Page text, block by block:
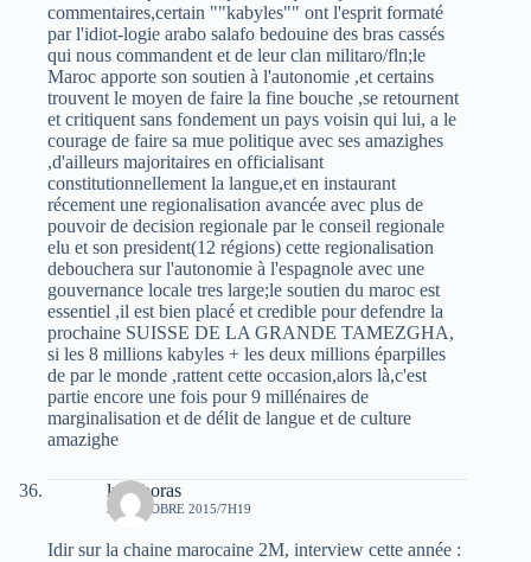
commentaires,certain ""kabyles"" ont l'esprit formaté
par l'idiot-logie arabo salafo bedouine des bras cassés
qui nous commandent et de leur clan militaro/fln;le
Maroc apporte son soutien à l'autonomie ,et certains
trouvent le moyen de faire la fine bouche ,se retournent
et critiquent sans fondement un pays voisin qui lui, a le
courage de faire sa mue politique avec ses amazighes
,d'ailleurs majoritaires en officialisant
constitutionnellement la langue,et en instaurant
récement une regionalisation avancée avec plus de
pouvoir de decision regionale par le conseil regionale
elu et son president(12 régions) cette regionalisation
debouchera sur l'autonomie à l'espagnole avec une
gouvernance locale tres large;le soutien du maroc est
essentiel ,il est bien placé et credible pour defendre la
prochaine SUISSE DE LA GRANDE TAMEZGHA,
si les 8 millions kabyles + les deux millions éparpilles
de par le monde ,rattent cette occasion,alors là,c'est
partie encore une fois pour 9 millénaires de
marginalisation et de délit de langue et de culture
amazighe
lyes boras
30 OCTOBRE 2015/7H19
Idir sur la chaine marocaine 2M, interview cette année :